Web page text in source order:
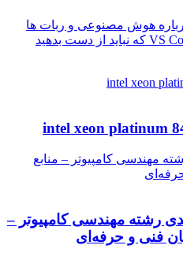
مهندسی کامپیوتر – منابع
رشته مهندسی کامپیوتر –
فنی و حرفه‌ای